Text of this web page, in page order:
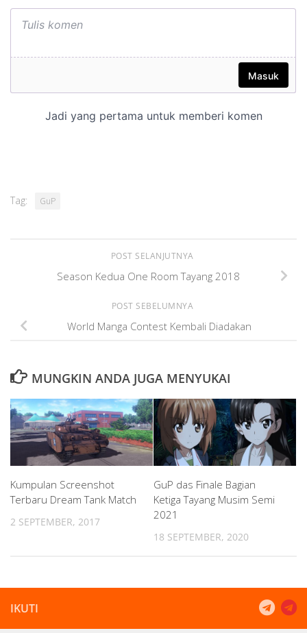
Tag: GuP
POST SELANJUTNYA
Season Kedua One Room Tayang 2018
POST SEBELUMNYA
World Manga Contest Kembali Diadakan
MUNGKIN ANDA JUGA MENYUKAI
Kumpulan Screenshot
Terbaru Dream Tank Match
2 SEPTEMBER, 2017
GuP das Finale Bagian
Ketiga Tayang Musim Semi
2021
18 SEPTEMBER, 2020
IKUTI